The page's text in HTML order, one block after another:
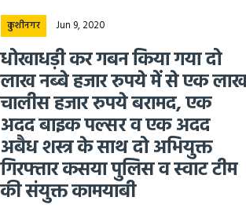
कुशीनगर Jun 9, 2020
धोखाधड़ी कर गबन किया गया दो
लाख नब्बे हजार रुपये में से एक
चालीस हजार रुपये बरामद, एक
अदद बाइक पल्सर व एक अदद
अबैध शस्त्र के साथ दो अभियुक्त
गिरफ्तार कसया पुलिस व स्वाट टीम
की संयुक्त कामयाबी